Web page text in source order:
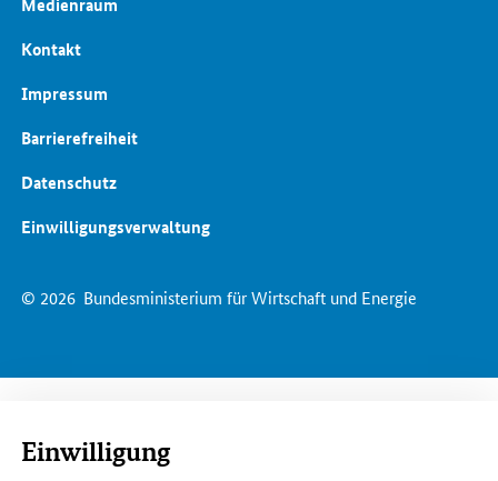
© 2026 Bundesministerium für Wirtschaft und Energie
Kontakt
Impressum
Barrierefreiheit
Datenschutz
Einwilligungsverwaltung
Einwilligung